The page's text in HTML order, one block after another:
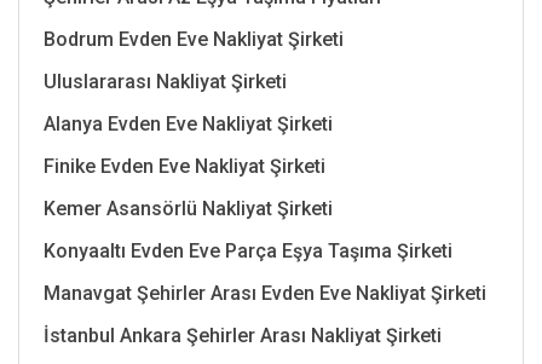
Bodrum Evden Eve Nakliyat Şirketi
Uluslararası Nakliyat Şirketi
Alanya Evden Eve Nakliyat Şirketi
Finike Evden Eve Nakliyat Şirketi
Kemer Asansörlü Nakliyat Şirketi
Konyaaltı Evden Eve Parça Eşya Taşıma Şirketi
Manavgat Şehirler Arası Evden Eve Nakliyat Şirketi
İstanbul Ankara Şehirler Arası Nakliyat Şirketi